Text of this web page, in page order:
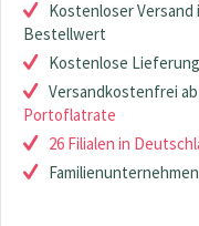
Kostenloser Versand
Bestellwert
Kostenlose
Versandkostenfrei
Portoflatrate
26 Filialen in